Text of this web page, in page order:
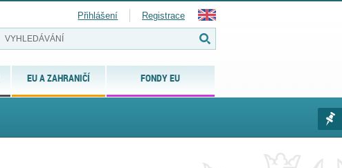
EU A ZAHRANIČÍ FONDY EU
Přihlášení Registrace